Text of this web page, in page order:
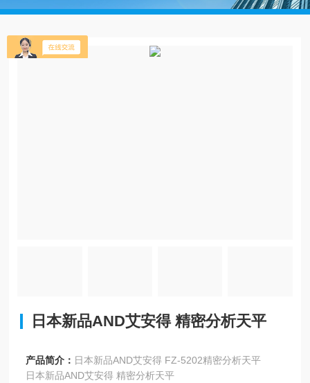
日本新品AND艾安得 精密分析天平
产品简介： 日本新品AND艾安得 FZ-5202精密分析天平
日本新品AND艾安得 精密分析天平